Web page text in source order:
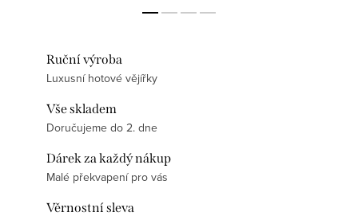
Ruční výroba
Luxusní hotové vějířky
Vše skladem
Doručujeme do 2. dne
Dárek za každý nákup
Malé překvapení pro vás
Věrnostní sleva